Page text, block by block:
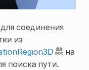
соединения
из
на
поиска пути.